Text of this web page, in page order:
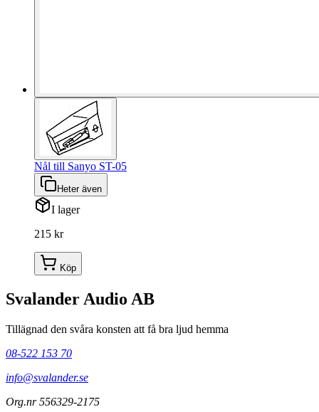
Nål till Sanyo ST-05
Heter även
I lager
215 kr
Köp
Svalander Audio AB
Tillägnad den svåra konsten att få bra ljud hemma
08-522 153 70
info@svalander.se
Org.nr 556329-2175